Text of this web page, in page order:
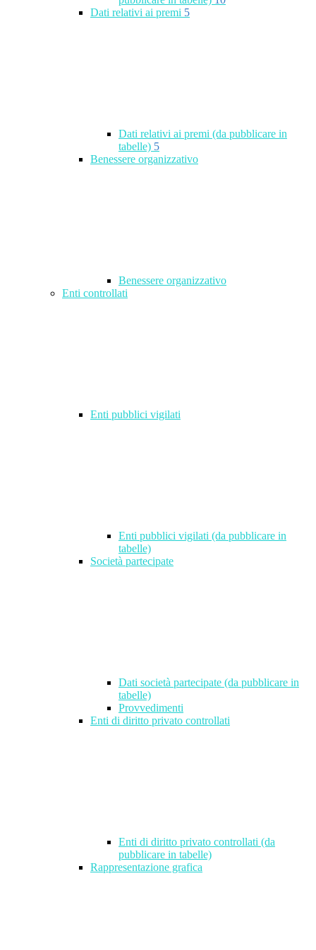
Dati relativi ai premi 5
Dati relativi ai premi (da pubblicare in
tabelle) 5
Benessere organizzativo
Benessere organizzativo
Enti controllati
Enti pubblici vigilati
Enti pubblici vigilati (da pubblicare in
tabelle)
Società partecipate
Dati società partecipate (da pubblicare in
tabelle)
Provvedimenti
Enti di diritto privato controllati
Enti di diritto privato controllati (da
pubblicare in tabelle)
Rappresentazione grafica